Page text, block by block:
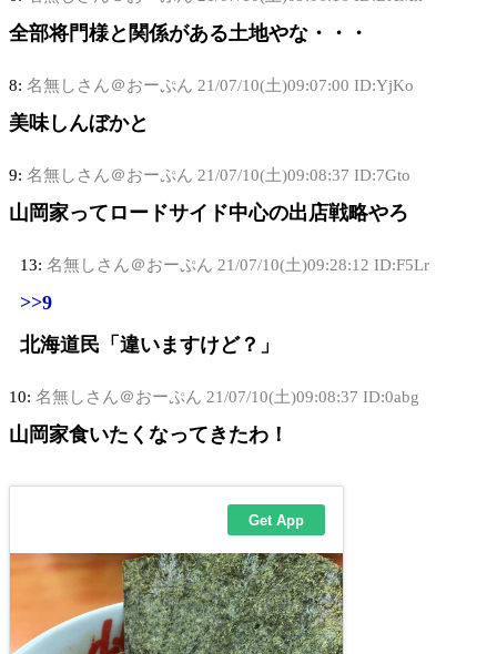
全部将門様と関係がある土地やな・・・
8: 名無しさん＠おーぷん 21/07/10(土)09:07:00 ID:YjKo
美味しんぼかと
9: 名無しさん＠おーぷん 21/07/10(土)09:08:37 ID:7Gto
山岡家ってロードサイド中心の出店戦略やろ
13: 名無しさん＠おーぷん 21/07/10(土)09:28:12 ID:F5Lr
>>9
北海道民「違いますけど？」
10: 名無しさん＠おーぷん 21/07/10(土)09:08:37 ID:0abg
山岡家食いたくなってきたわ！